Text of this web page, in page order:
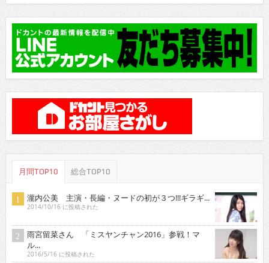
月間TOP10 総合TOP10
瀧内公美 主演・長編・ヌードの初が３つ!!!ギラギ...
2014/10/16 に投稿された
雨宮留菜さん 「ミスヤンチャン2016」参戦！マ
ル...
2016/5/16 に投稿された